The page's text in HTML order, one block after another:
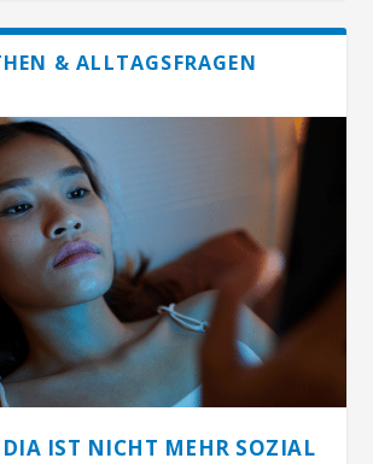
& ALLTAGSFRAGEN
IST NICHT MEHR SOZIAL